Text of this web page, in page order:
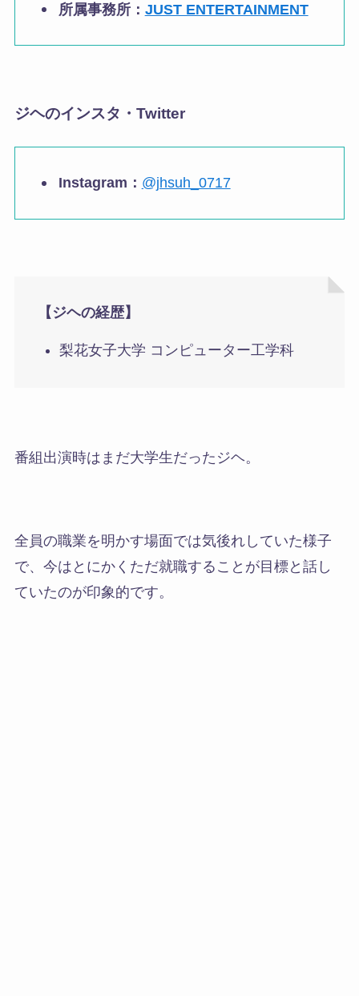
所属事務所： JUST ENTERTAINMENT
ジヘのインスタ・Twitter
Instagram： @jhsuh_0717
【ジヘの経歴】
梨花女子大学 コンピューター工学科
番組出演時はまだ大学生だったジヘ。
全員の職業を明かす場面では気後れしていた様子
で、今はとにかくただ就職することが目標と話し
ていたのが印象的です。